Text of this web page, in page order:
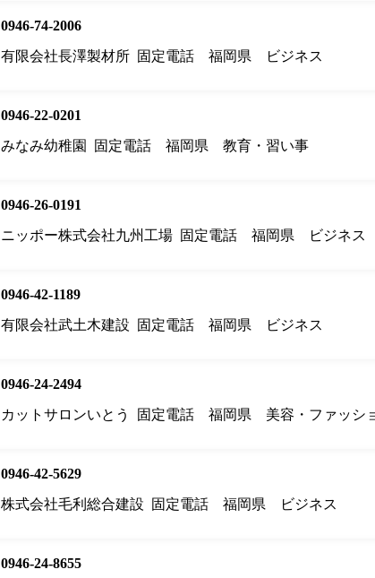
0946-74-2006
有限会社長澤製材所 固定電話 福岡県 ビジネス
0946-22-0201
みなみ幼稚園
固定電話 福岡県 教育・習い事
0946-26-0191
ニッポー株式会社九州工場 固定電話 福岡県 ビジネス
0946-42-1189
有限会社武土木建設
固定電話 福岡県 ビジネス
0946-24-2494
カットサロンいとう
固定電話 福岡県 美容・ファッシ
0946-42-5629
株式会社毛利総合建設
固定電話 福岡県 ビジネス
0946-24-8655